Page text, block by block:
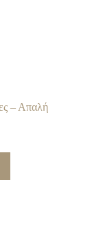
– Απαλή